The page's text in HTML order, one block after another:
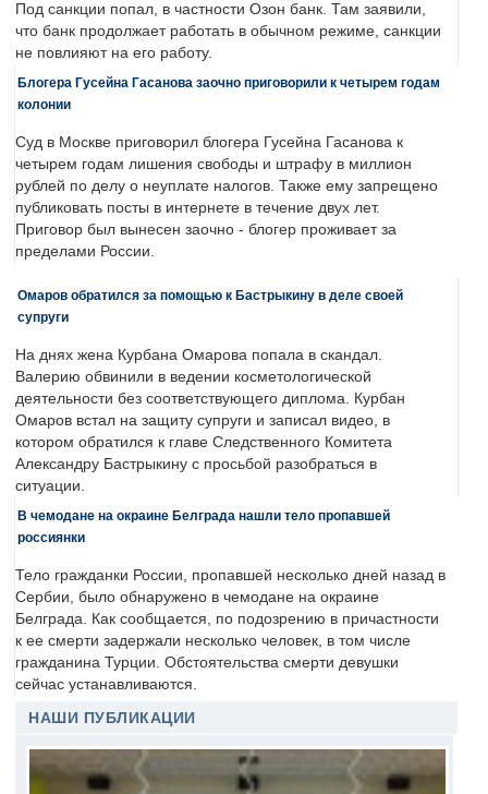
Под санкции попал, в частности Озон банк. Там заявили,
что банк продолжает работать в обычном режиме, санкции
не повлияют на его работу.
Блогера Гусейна Гасанова заочно приговорили к четырем годам
колонии
Суд в Москве приговорил блогера Гусейна Гасанова к
четырем годам лишения свободы и штрафу в миллион
рублей по делу о неуплате налогов. Также ему запрещено
публиковать посты в интернете в течение двух лет.
Приговор был вынесен заочно - блогер проживает за
пределами России.
Омаров обратился за помощью к Бастрыкину в деле своей
супруги
На днях жена Курбана Омарова попала в скандал.
Валерию обвинили в ведении косметологической
деятельности без соответствующего диплома. Курбан
Омаров встал на защиту супруги и записал видео, в
котором обратился к главе Следственного Комитета
Александру Бастрыкину с просьбой разобраться в
ситуации.
В чемодане на окраине Белграда нашли тело пропавшей
россиянки
Тело гражданки России, пропавшей несколько дней назад в
Сербии, было обнаружено в чемодане на окраине
Белграда. Как сообщается, по подозрению в причастности
к ее смерти задержали несколько человек, в том числе
гражданина Турции. Обстоятельства смерти девушки
сейчас устанавливаются.
НАШИ ПУБЛИКАЦИИ